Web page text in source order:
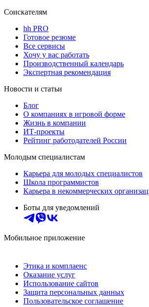
Соискателям
hh PRO
Готовое резюме
Все сервисы
Хочу у вас работать
Производственный календарь
Экспертная рекомендация
Новости и статьи
Блог
О компаниях в игровой форме
Жизнь в компании
ИТ-проекты
Рейтинг работодателей России
Молодым специалистам
Карьера для молодых специалистов
Школа программистов
Карьера в некоммерческих
Боты для уведомлений
Мобильное приложение
Этика и комплаенс
Оказание услуг
Использование сайтов
Защита персональных данных
Пользовательское соглашение